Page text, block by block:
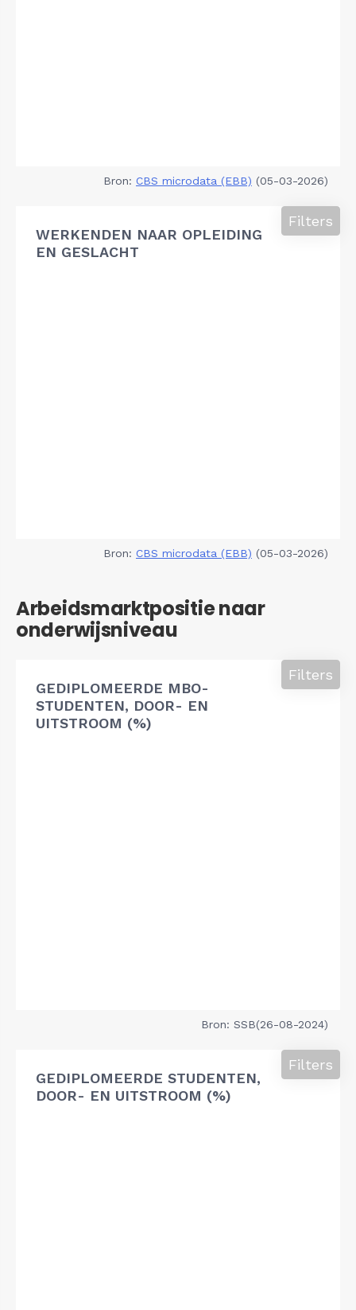
Bron: CBS microdata (EBB) (05-03-2026)
WERKENDEN NAAR OPLEIDING
EN GESLACHT
Filters
Bron: CBS microdata (EBB) (05-03-2026)
Arbeidsmarktpositie naar
onderwijsniveau
GEDIPLOMEERDE MBO-
STUDENTEN, DOOR- EN
UITSTROOM (%)
Filters
Bron: SSB(26-08-2024)
GEDIPLOMEERDE STUDENTEN,
DOOR- EN UITSTROOM (%)
Filters